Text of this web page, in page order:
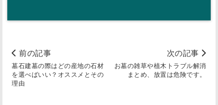
前の記事
墓石建墓の際はどの産地の石材
を選べばいい？オススメとその
理由
次の記事
お墓の雑草や植木トラブル解消
まとめ、放置は危険です。